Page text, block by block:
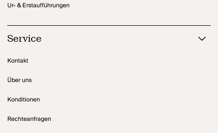
Ur- & Erstaufführungen
Service
Kontakt
Über uns
Konditionen
Rechteanfragen